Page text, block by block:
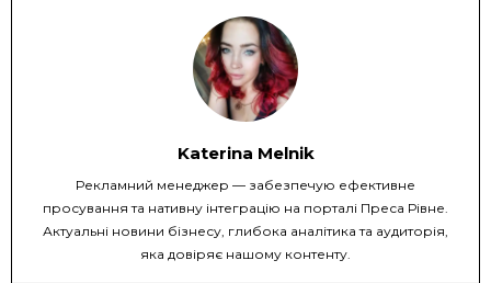
Katerina Melnik
Рекламний менеджер — забезпечую ефективне
просування та нативну інтеграцію на порталі Преса Рівне.
Актуальні новини бізнесу, глибока аналітика та аудиторія,
яка довіряє нашому контенту.